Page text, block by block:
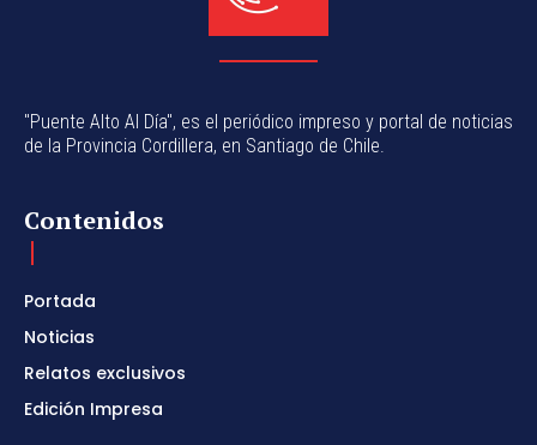
"Puente Alto Al Día", es el periódico impreso y portal de noticias
de la Provincia Cordillera, en Santiago de Chile.
Contenidos
Portada
Noticias
Relatos exclusivos
Edición Impresa